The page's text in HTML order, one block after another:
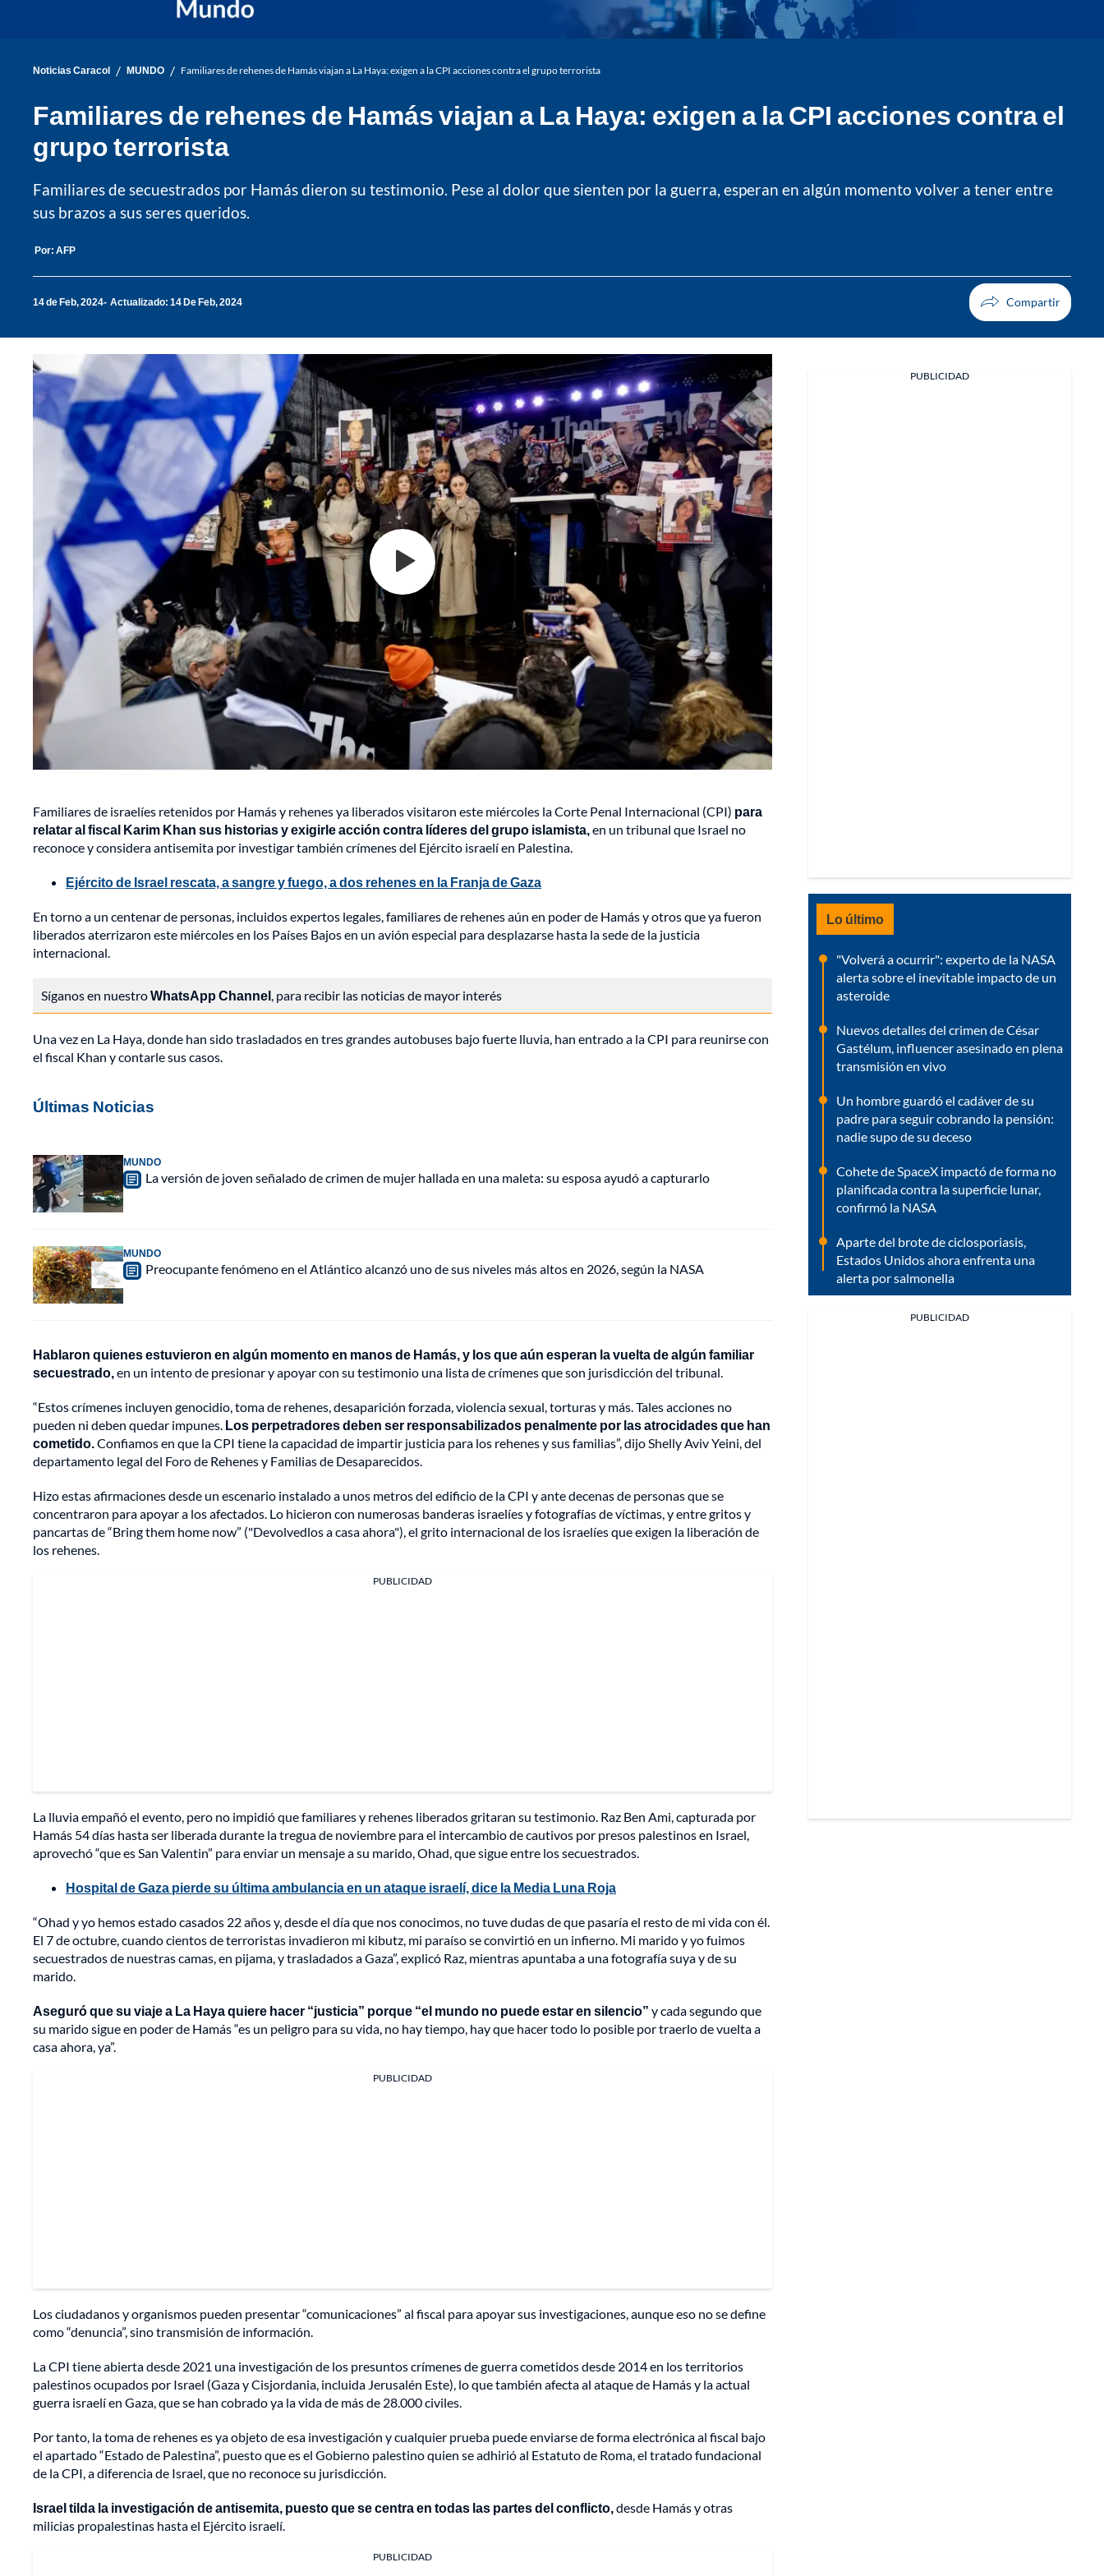
Noticias Caracol / MUNDO / Familiares de rehenes de Hamás viajan a La Haya: exigen a la CPI acciones contra el grupo terrorista
Familiares de rehenes de Hamás viajan a La Haya: exigen a la CPI acciones contra el
grupo terrorista
Familiares de secuestrados por Hamás dieron su testimonio. Pese al dolor que sienten por la guerra, esperan en algún momento volver a tener entre
sus brazos a sus seres queridos.
Por: AFP
14 de Feb, 2024 Actualizado: 14 De Feb, 2024
Familiares de israelíes retenidos por Hamás y rehenes ya liberados visitaron este miércoles la Corte Penal Internacional (CPI) para
relatar al fiscal Karim Khan sus historias y exigirle acción contra líderes del grupo islamista,en un tribunal que Israel no
reconoce y considera antisemita por investigar también crímenes del Ejército israelí en Palestina.
Ejército de Israel rescata, a sangre y fuego, a dos rehenes en la Franja de Gaza
En torno a un centenar de personas, incluidos expertos legales, familiares de rehenes aún en poder de Hamás y otros que ya fueron
liberados aterrizaron este miércoles en los Países Bajos en un avión especial para desplazarse hasta la sede de la justicia
internacional.
Síganos en nuestroWhatsApp Channel, para recibir las noticias de mayor interés
Una vez en La Haya, donde han sido trasladados en tres grandes autobuses bajo fuerte lluvia, han entrado a la CPI para reunirse con
el fiscal Khan y contarle sus casos.
Últimas Noticias
MUNDO
La versión de joven señalado de crimen de mujer hallada en una maleta: su esposa ayudó a capturarlo
MUNDO
Preocupante fenómeno en el Atlántico alcanzó uno de sus niveles más altos en 2026, según la NASA
Hablaron quienes estuvieron en algún momento en manos de Hamás, y los que aún esperan la vuelta de algún familiar
secuestrado,en un intento de presionar y apoyar con su testimonio una lista de crímenes que son jurisdicción del tribunal.
“Estos crímenes incluyen genocidio, toma de rehenes, desaparición forzada, violencia sexual, torturas y más. Tales acciones no
pueden ni deben quedar impunes. Los perpetradores deben ser responsabilizados penalmente por las atrocidades que han
cometido.Confiamos en que la CPI tiene la capacidad de impartir justicia para los rehenes y sus familias”, dijo Shelly Aviv Yeini, del
departamento legal del Foro de Rehenes y Familias de Desaparecidos.
Hizo estas afirmaciones desde un escenario instalado a unos metros del edificio de la CPI y ante decenas de personas que se
concentraron para apoyar a los afectados. Lo hicieron con numerosas banderas israelíes y fotografías de víctimas, y entre gritos y
pancartas de “Bring them home now” ("Devolvedlos a casa ahora"), el grito internacional de los israelíes que exigen la liberación de
los rehenes.
PUBLICIDAD
La lluvia empañó el evento, pero no impidió que familiares y rehenes liberados gritaran su testimonio. Raz Ben Ami, capturada por
Hamás 54 días hasta ser liberada durante la tregua de noviembre para el intercambio de cautivos por presos palestinos en Israel,
aprovechó “que es San Valentin” para enviar un mensaje a su marido, Ohad, que sigue entre los secuestrados.
Hospital de Gaza pierde su última ambulancia en un ataque israelí, dice la Media Luna Roja
“Ohad y yo hemos estado casados 22 años y, desde el día que nos conocimos, no tuve dudas de que pasaría el resto de mi vida con él.
El 7 de octubre, cuando cientos de terroristas invadieron mi kibutz, mi paraíso se convirtió en un infierno. Mi marido y yo fuimos
secuestrados de nuestras camas, en pijama, y trasladados a Gaza”, explicó Raz, mientras apuntaba a una fotografía suya y de su
marido.
Aseguró que su viaje a La Haya quiere hacer “justicia” porque “el mundo no puede estar en silencio” y cada segundo que
su marido sigue en poder de Hamás “es un peligro para su vida, no hay tiempo, hay que hacer todo lo posible por traerlo de vuelta a
casa ahora, ya”.
PUBLICIDAD
Los ciudadanos y organismos pueden presentar “comunicaciones” al fiscal para apoyar sus investigaciones, aunque eso no se define
como “denuncia”, sino transmisión de información.
La CPI tiene abierta desde 2021 una investigación de los presuntos crímenes de guerra cometidos desde 2014 en los territorios
palestinos ocupados por Israel (Gaza y Cisjordania, incluida Jerusalén Este), lo que también afecta al ataque de Hamás y la actual
guerra israelí en Gaza, que se han cobrado ya la vida de más de 28.000 civiles.
Por tanto, la toma de rehenes es ya objeto de esa investigación y cualquier prueba puede enviarse de forma electrónica al fiscal bajo
el apartado “Estado de Palestina”, puesto que es el Gobierno palestino quien se adhirió al Estatuto de Roma, el tratado fundacional
de la CPI, a diferencia de Israel, que no reconoce su jurisdicción.
Israel tilda la investigación de antisemita, puesto que se centra en todas las partes del conflicto,desde Hamás y otras
milicias propalestinas hasta el Ejército israelí.
PUBLICIDAD
PUBLICIDAD
Lo último
"Volverá a ocurrir": experto de la NASA
alerta sobre el inevitable impacto de un
asteroide
Nuevos detalles del crimen de César
Gastélum, influencer asesinado en plena
transmisión en vivo
Un hombre guardó el cadáver de su
padre para seguir cobrando la pensión:
nadie supo de su deceso
Cohete de SpaceX impactó de forma no
planificada contra la superficie lunar,
confirmó la NASA
Aparte del brote de ciclosporiasis,
Estados Unidos ahora enfrenta una
alerta por salmonella
PUBLICIDAD